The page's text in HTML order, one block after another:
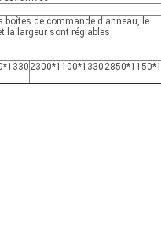
boîtes de commande d'anneau, le
la largeur sont réglables
2300*1100*1330